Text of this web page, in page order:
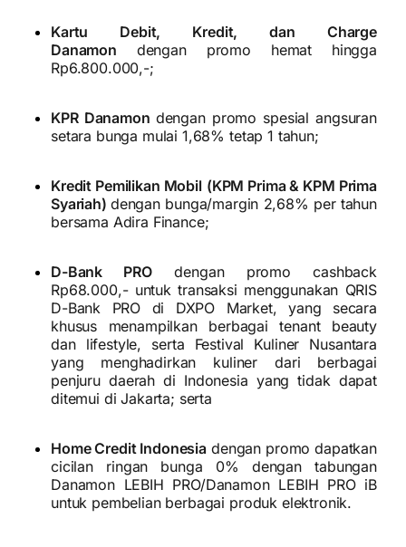
Kartu Debit, Kredit, dan Charge
Danamon dengan promo hemat hingga
Rp6.800.000,-;
KPR Danamon dengan promo spesial angsuran
setara bunga mulai 1,68% tetap 1 tahun;
Kredit Pemilikan Mobil (KPM Prima & KPM Prima
Syariah) dengan bunga/margin 2,68% per tahun
bersama Adira Finance;
D-Bank PROdengan promo cashback
Rp68.000,- untuk transaksi menggunakan QRIS
D-Bank PRO di DXPO Market, yang secara
khusus menampilkan berbagai tenant beauty
dan lifestyle, serta Festival Kuliner Nusantara
yang menghadirkan kuliner dari berbagai
penjuru daerah di Indonesia yang tidak dapat
ditemui di Jakarta; serta
Home Credit Indonesia dengan promo dapatkan
cicilan ringan bunga 0% dengan tabungan
Danamon LEBIH PRO/Danamon LEBIH PRO iB
untuk pembelian berbagai produk elektronik.